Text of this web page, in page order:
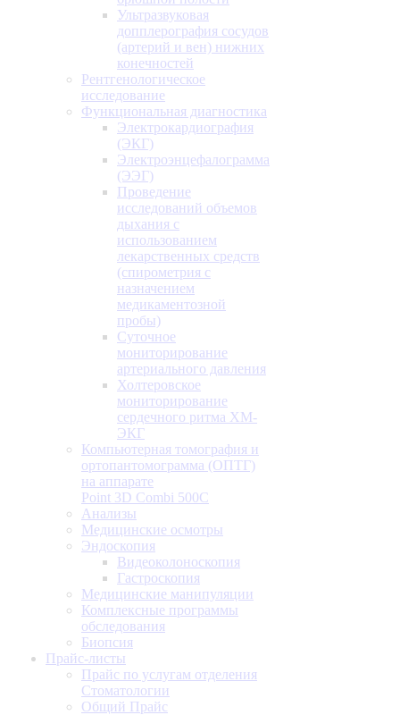
Ультразвуковая
допплерография сосудов
(артерий и вен) нижних
конечностей
Рентгенологическое
исследование
Функциональная диагностика
Электрокардиография
(ЭКГ)
Электроэнцефалограмма
(ЭЭГ)
Проведение
исследований объемов
дыхания с
использованием
лекарственных средств
(спирометрия с
назначением
медикаментозной
пробы)
Суточное
мониторирование
артериального давления
Холтеровское
мониторирование
сердечного ритма ХМ-
ЭКГ
Компьютерная томография и
ортопантомограмма (ОПТГ)
на аппарате
Point 3D Combi 500C
Анализы
Медицинские осмотры
Эндоскопия
Видеоколоноскопия
Гастроскопия
Медицинские манипуляции
Комплексные программы
обследования
Биопсия
Прайс-листы
Прайс по услугам отделения
Стоматологии
Общий Прайс